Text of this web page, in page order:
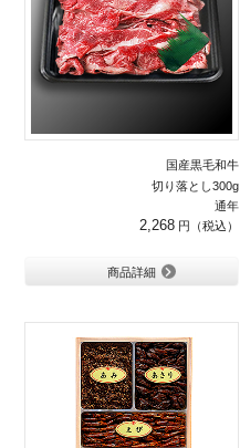
国産黒毛和牛
切り落とし300g
通年
2,268
商品詳細